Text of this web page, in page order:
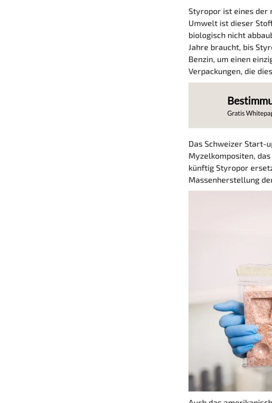
Styropor ist eines der
Umwelt ist dieser
biologisch nicht
Jahre braucht, bis
Benzin, um einen
Verpackungen, die
Das Schweizer Start-
Myzelkompositen,
künftig Styropor
Massenherstellung